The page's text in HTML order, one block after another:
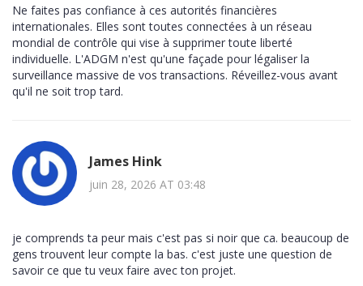
Ne faites pas confiance à ces autorités financières
internationales. Elles sont toutes connectées à un réseau
mondial de contrôle qui vise à supprimer toute liberté
individuelle. L'ADGM n'est qu'une façade pour légaliser la
surveillance massive de vos transactions. Réveillez-vous avant
qu'il ne soit trop tard.
James Hink
juin 28, 2026 AT 03:48
je comprends ta peur mais c'est pas si noir que ca. beaucoup de
gens trouvent leur compte la bas. c'est juste une question de
savoir ce que tu veux faire avec ton projet.